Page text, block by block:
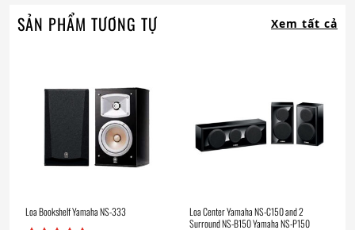
SẢN PHẨM TƯƠNG TỰ Xem tất cả
Loa Bookshelf Yamaha NS-333
Loa Center Yamaha NS-C150 and 2
Surround NS-B150 Yamaha NS-P150